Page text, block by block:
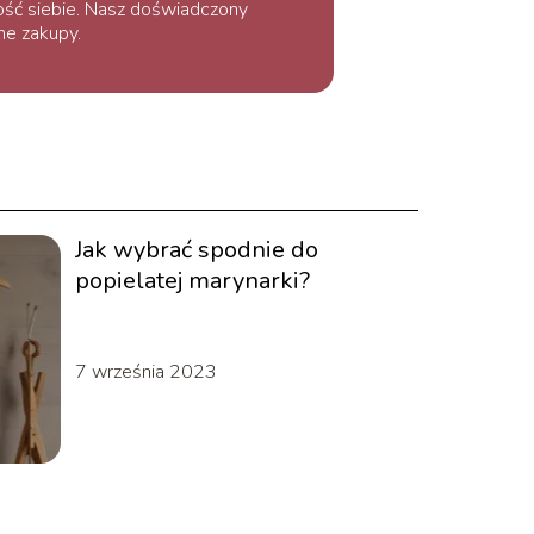
siebie. Nasz doświadczony
zakupy.
Jak wybrać spodnie do
popielatej marynarki?
7 września 2023